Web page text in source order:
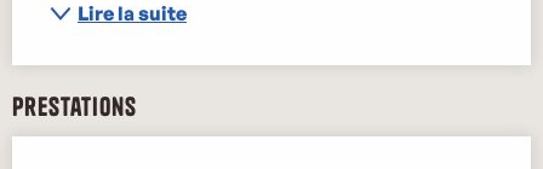
Lire la suite
Prestations